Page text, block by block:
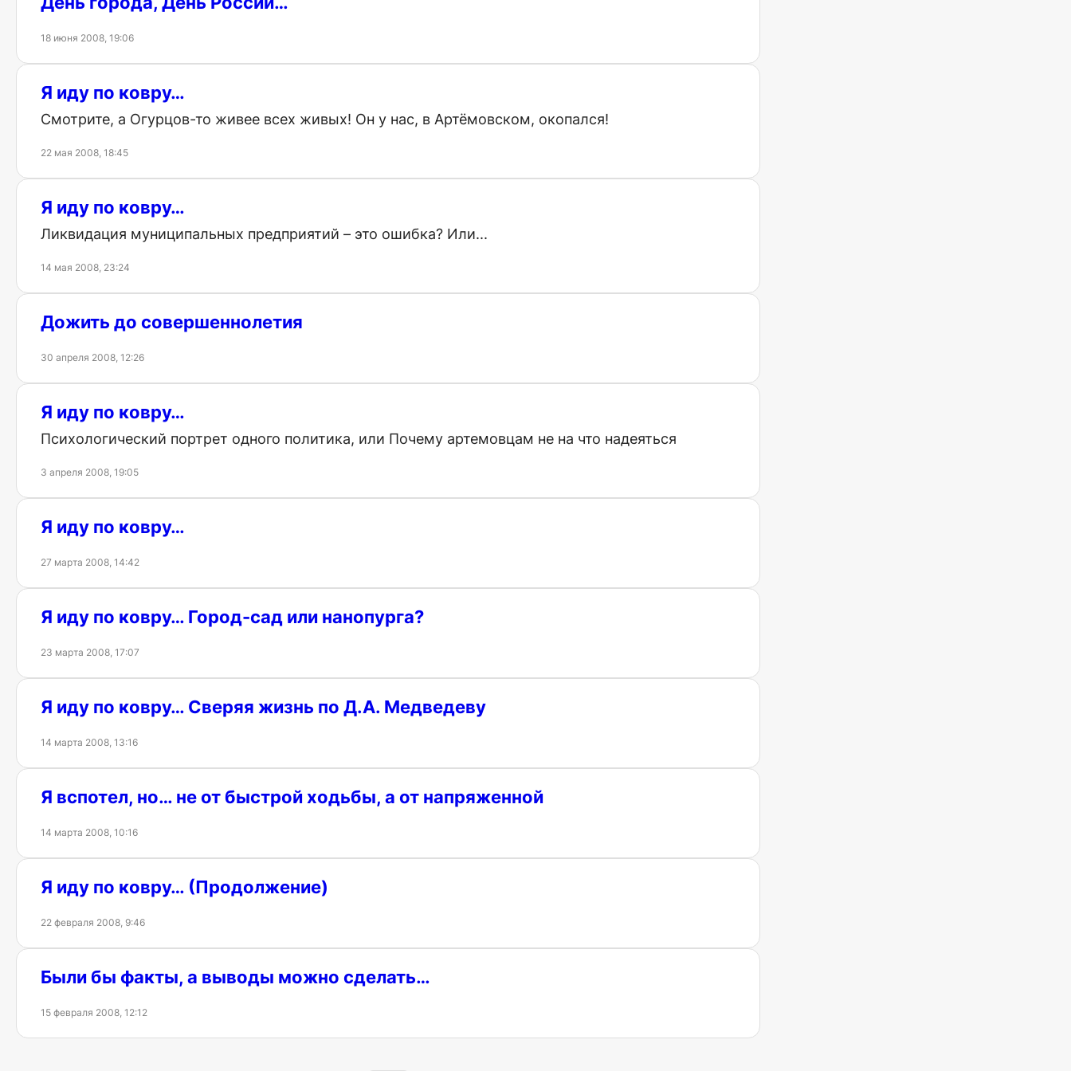
18 июня 2008, 19:06
Я иду по ковру…
Смотрите, а Огурцов-то живее всех живых! Он у нас, в Артёмовском, окопался!
22 мая 2008, 18:45
Я иду по ковру…
Ликвидация муниципальных предприятий – это ошибка? Или...
14 мая 2008, 23:24
Дожить до совершеннолетия
30 апреля 2008, 12:26
Я иду по ковру…
Психологический портрет одного политика, или Почему артемовцам не на что надеяться
3 апреля 2008, 19:05
Я иду по ковру…
27 марта 2008, 14:42
Я иду по ковру… Город-сад или нанопурга?
23 марта 2008, 17:07
Я иду по ковру… Сверяя жизнь по Д.А. Медведеву
14 марта 2008, 13:16
Я вспотел, но… не от быстрой ходьбы, а от напряженной
14 марта 2008, 10:16
Я иду по ковру… (Продолжение)
22 февраля 2008, 9:46
Были бы факты, а выводы можно сделать…
15 февраля 2008, 12:12